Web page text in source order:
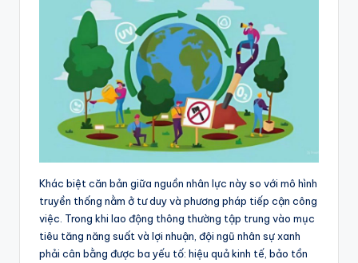
Khác biệt căn bản giữa nguồn nhân lực này so với mô hình
truyền thống nằm ở tư duy và phương pháp tiếp cận công
việc. Trong khi lao động thông thường tập trung vào mục
tiêu tăng năng suất và lợi nhuận, đội ngũ nhân sự xanh
phải cân bằng được ba yếu tố: hiệu quả kinh tế, bảo tồn